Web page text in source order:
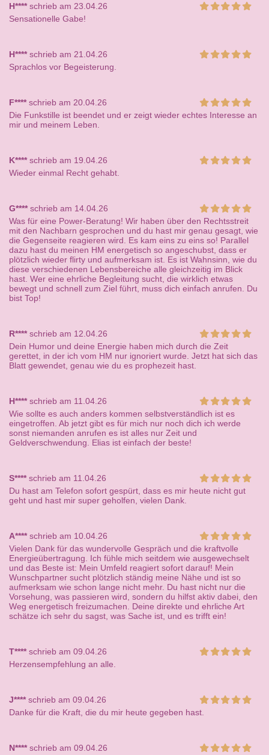
H****schrieb am 23.04.26
Sensationelle Gabe!
H****schrieb am 21.04.26
Sprachlos vor Begeisterung.
F****schrieb am 20.04.26
Die Funkstille ist beendet und er zeigt wieder echtes Interesse an
mir und meinem Leben.
K****schrieb am 19.04.26
Wieder einmal Recht gehabt.
G****schrieb am 14.04.26
Was für eine Power-Beratung! Wir haben über den Rechtsstreit
mit den Nachbarn gesprochen und du hast mir genau gesagt, wie
die Gegenseite reagieren wird. Es kam eins zu eins so! Parallel
dazu hast du meinen HM energetisch so angeschubst, dass er
plötzlich wieder flirty und aufmerksam ist. Es ist Wahnsinn, wie du
diese verschiedenen Lebensbereiche alle gleichzeitig im Blick
hast. Wer eine ehrliche Begleitung sucht, die wirklich etwas
bewegt und schnell zum Ziel führt, muss dich einfach anrufen. Du
bist Top!
R****schrieb am 12.04.26
Dein Humor und deine Energie haben mich durch die Zeit
gerettet, in der ich vom HM nur ignoriert wurde. Jetzt hat sich das
Blatt gewendet, genau wie du es prophezeit hast.
H****schrieb am 11.04.26
Wie sollte es auch anders kommen selbstverständlich ist es
eingetroffen. Ab jetzt gibt es für mich nur noch dich ich werde
sonst niemanden anrufen es ist alles nur Zeit und
Geldverschwendung. Elias ist einfach der beste!
S****schrieb am 11.04.26
Du hast am Telefon sofort gespürt, dass es mir heute nicht gut
geht und hast mir super geholfen, vielen Dank.
A****schrieb am 10.04.26
Vielen Dank für das wundervolle Gespräch und die kraftvolle
Energieübertragung. Ich fühle mich seitdem wie ausgewechselt
und das Beste ist: Mein Umfeld reagiert sofort darauf! Mein
Wunschpartner sucht plötzlich ständig meine Nähe und ist so
aufmerksam wie schon lange nicht mehr. Du hast nicht nur die
Vorsehung, was passieren wird, sondern du hilfst aktiv dabei, den
Weg energetisch freizumachen. Deine direkte und ehrliche Art
schätze ich sehr du sagst, was Sache ist, und es trifft ein!
T****schrieb am 09.04.26
Herzensempfehlung an alle.
J****schrieb am 09.04.26
Danke für die Kraft, die du mir heute gegeben hast.
N****schrieb am 09.04.26